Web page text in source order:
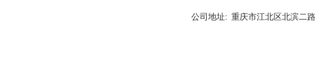
公司地址: 重庆市江北区北滨二